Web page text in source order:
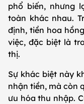
phổ biến, nhưng
toàn khác nhau.
định, tiền hoa
việc, đặc biệt là
thị.
Sự khác biệt này
nhận tiền, mà còn
ưu hóa thu nhập.